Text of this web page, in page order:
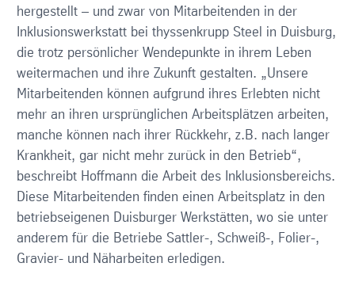
hergestellt – und zwar von Mitarbeitenden in der
Inklusionswerkstatt bei thyssenkrupp Steel in Duisburg,
die trotz persönlicher Wendepunkte in ihrem Leben
weitermachen und ihre Zukunft gestalten. „Unsere
Mitarbeitenden können aufgrund ihres Erlebten nicht
mehr an ihren ursprünglichen Arbeitsplätzen arbeiten,
manche können nach ihrer Rückkehr, z.B. nach langer
Krankheit, gar nicht mehr zurück in den Betrieb“,
beschreibt Hoffmann die Arbeit des Inklusionsbereichs.
Diese Mitarbeitenden finden einen Arbeitsplatz in den
betriebseigenen Duisburger Werkstätten, wo sie unter
anderem für die Betriebe Sattler-, Schweiß-, Folier-,
Gravier- und Näharbeiten erledigen.